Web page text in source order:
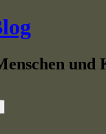
und